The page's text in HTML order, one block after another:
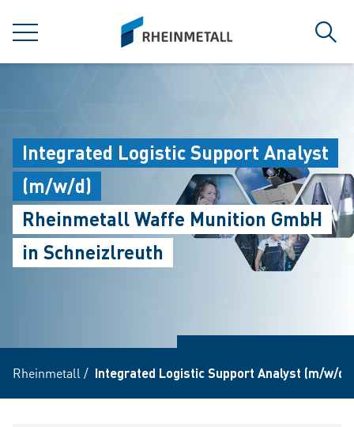
MENÜ
siteLogo
Integrated Logistic Support Analyst
(m/w/d)
Rheinmetall Waffe Munition GmbH
in Schneizlreuth
Rheinmetall / Integrated Logistic Support Analyst (m/w/d)